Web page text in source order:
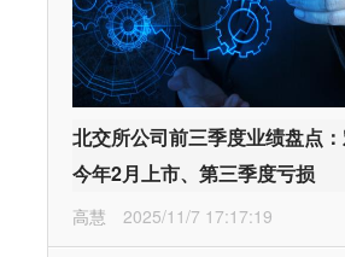
北交所公司前三季度业绩盘点
今年2月上市、第三季度亏损
高慧 2025/11/7 17:17:19